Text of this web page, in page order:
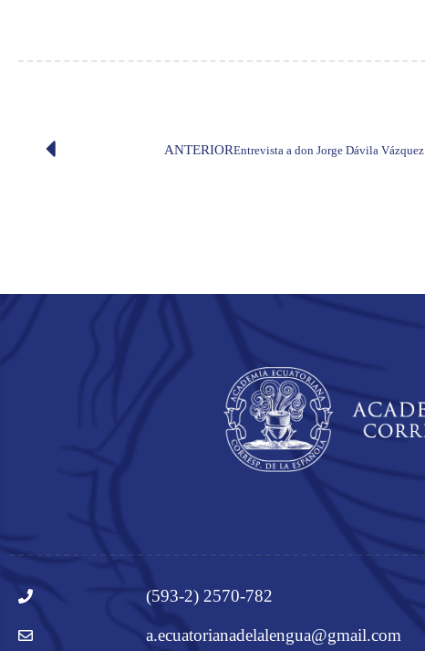
ANTERIOREntrevista a don Jorge Dávila Vázquez
(593-2) 2570-782
a.ecuatorianadelalengua@gmail.com